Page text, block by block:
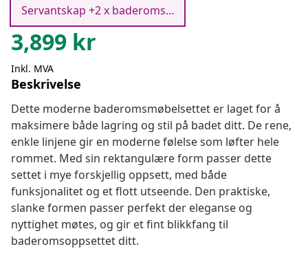
Servantskap +2 x baderomskap
3,899 kr
Inkl. MVA
Beskrivelse
Dette moderne baderomsmøbelsettet er laget for å
maksimere både lagring og stil på badet ditt. De rene,
enkle linjene gir en moderne følelse som løfter hele
rommet. Med sin rektangulære form passer dette
settet i mye forskjellig oppsett, med både
funksjonalitet og et flott utseende. Den praktiske,
slanke formen passer perfekt der eleganse og
nyttighet møtes, og gir et fint blikkfang til
baderomsoppsettet ditt.